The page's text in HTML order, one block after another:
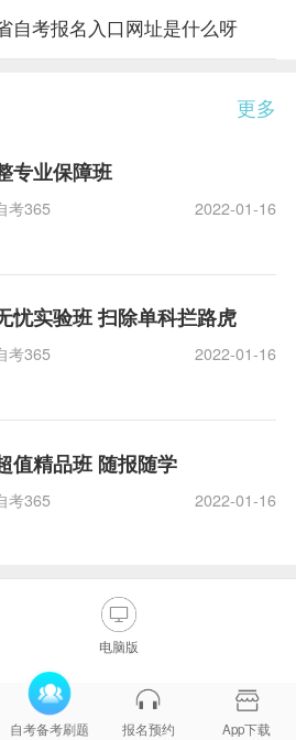
自考报名入口网址是什么呀
更多
专业保障班
考365 2022-01-16
忧实验班 扫除单科拦路虎
考365 2022-01-16
值精品班 随报随学
考365 2022-01-16
电脑版
自考备考刷题 报名预约 App下载